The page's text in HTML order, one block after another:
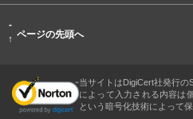
-
↑ ページの先頭へ
当サイトはDigiCert社発行
によって入力される内容は
という暗号化技術によって保